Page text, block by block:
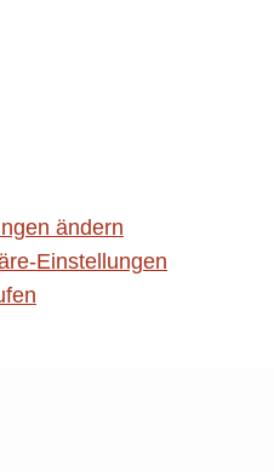
ändern
Einstellungen